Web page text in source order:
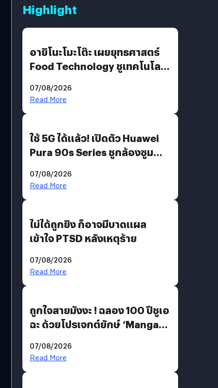
Highlight
อายิโนะโมะโต๊ะ เผยยุทธศาสตร์
Food Technology ชูเทคโนโลยี
บริโภคและ B2B
07/08/2026
Read More
ใช้ 5G ได้แล้ว! เปิดตัว Huawei
Pura 90s Series ชูกล้องซูม
07/08/2026
Read More
ไม่ได้ถูกยิง ก็อาจมีบาดแผล
เข้าใจ PTSD หลังเหตุร้าย
07/08/2026
Read More
ถูกใจสายมังงะ ! ฉลอง 100 ปีชูเอ
ฉะ ด้วยโปรเจกต์ยักษ์ ‘Manga
มีภาษาไทยด้วย
07/08/2026
Read More